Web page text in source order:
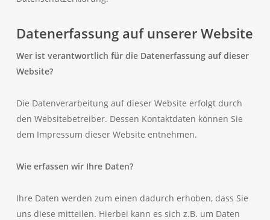
Datenerfassung auf unserer Website
Wer ist verantwortlich für die Datenerfassung auf dieser
Website?
Die Datenverarbeitung auf dieser Website erfolgt durch
den Websitebetreiber. Dessen Kontaktdaten können Sie
dem Impressum dieser Website entnehmen.
Wie erfassen wir Ihre Daten?
Ihre Daten werden zum einen dadurch erhoben, dass Sie
uns diese mitteilen. Hierbei kann es sich z.B. um Daten